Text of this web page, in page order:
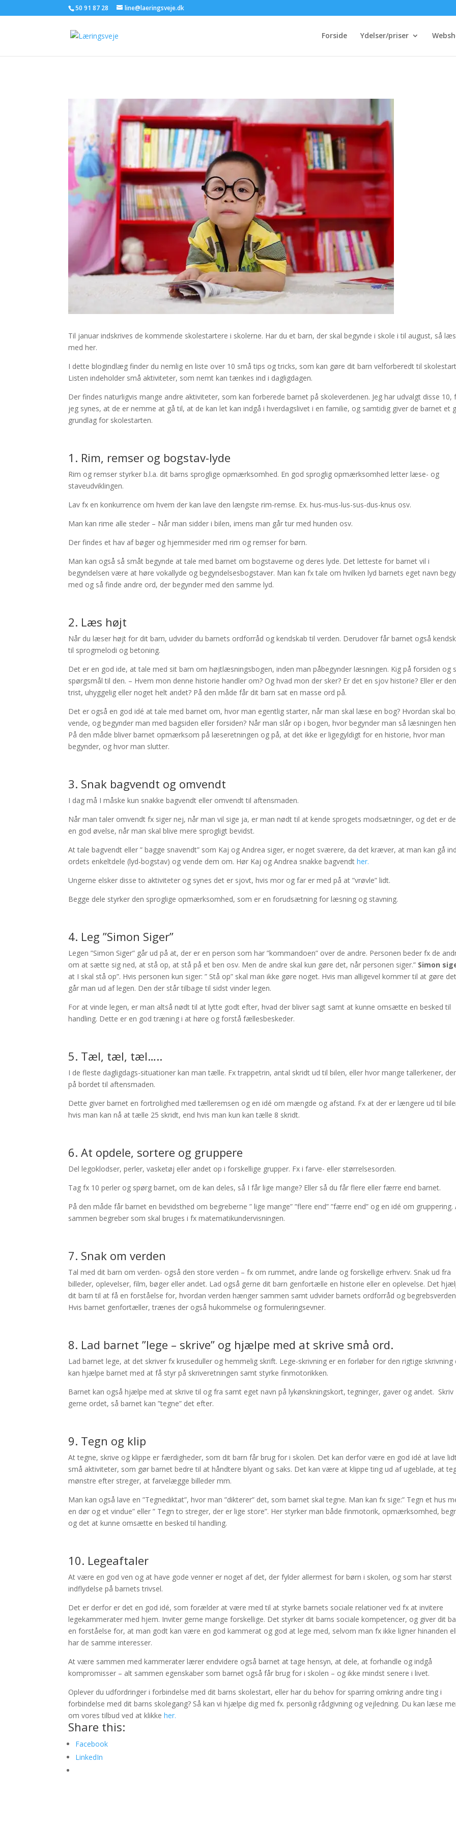
50 91 87 28 line@laeringsveje.dk
Forside Ydelser/priser
Til januar indskrives de kommende skolestartere i skolerne. Har du et barn, der skal begynde i skole i til august, så læs
med her.
I dette blogindlæg finder du nemlig en liste over 10 små tips og tricks, som kan gøre dit barn velforberedt til
Listen indeholder små aktiviteter, som nemt kan tænkes ind i dagligdagen.
Der findes naturligvis mange andre aktiviteter, som kan forberede barnet på skoleverdenen. Jeg har udvalgt disse 10,
jeg synes, at de er nemme at gå til, at de kan let kan indgå i hverdagslivet i en familie, og samtidig giver de barnet et
grundlag for skolestarten.
1. Rim, remser og bogstav-lyde
Rim og remser styrker b.l.a. dit barns sproglige opmærksomhed. En god sproglig opmærksomhed letter læse- og
staveudviklingen.
Lav fx en konkurrence om hvem der kan lave den længste rim-remse. Ex. hus-mus-lus-sus-dus-knus osv.
Man kan rime alle steder – Når man sidder i bilen, imens man går tur med hunden osv.
Der findes et hav af bøger og hjemmesider med rim og remser for børn.
Man kan også så småt begynde at tale med barnet om bogstaverne og deres lyde. Det letteste for barnet vil i
begyndelsen være at høre vokallyde og begyndelsesbogstaver. Man kan fx tale om hvilken lyd barnets eget navn
med og så finde andre ord, der begynder med den samme lyd.
2. Læs højt
Når du læser højt for dit barn, udvider du barnets ordforråd og kendskab til verden. Derudover får barnet også
til sprogmelodi og betoning.
Det er en god ide, at tale med sit barn om højtlæsningsbogen, inden man påbegynder læsningen. Kig på forsiden og
spørgsmål til den. – Hvem mon denne historie handler om? Og hvad mon der sker? Er det en sjov historie? Eller er den
trist, uhyggelig eller noget helt andet? På den måde får dit barn sat en masse ord på.
Det er også en god idé at tale med barnet om, hvor man egentlig starter, når man skal læse en bog? Hvordan skal
vende, og begynder man med bagsiden eller forsiden? Når man slår op i bogen, hvor begynder man så læsningen
På den måde bliver barnet opmærksom på læseretningen og på, at det ikke er ligegyldigt for en historie, hvor man
begynder, og hvor man slutter.
3. Snak bagvendt og omvendt
I dag må I måske kun snakke bagvendt eller omvendt til aftensmaden.
Når man taler omvendt fx siger nej, når man vil sige ja, er man nødt til at kende sprogets modsætninger, og det er
en god øvelse, når man skal blive mere sprogligt bevidst.
At tale bagvendt eller ” bagge snavendt” som Kaj og Andrea siger, er noget sværere, da det kræver, at man kan gå
ordets enkeltdele (lyd-bogstav) og vende dem om. Hør Kaj og Andrea snakke bagvendther.
Ungerne elsker disse to aktiviteter og synes det er sjovt, hvis mor og far er med på at ”vrøvle” lidt.
Begge dele styrker den sproglige opmærksomhed, som er en forudsætning for læsning og stavning.
4. Leg ”Simon Siger”
Legen ”Simon Siger” går ud på at, der er en person som har ”kommandoen” over de andre. Personen beder fx de
om at sætte sig ned, at stå op, at stå på et ben osv. Men de andre skal kun gøre det, når personen siger.” Simon
at I skal stå op”. Hvis personen kun siger: ” Stå op” skal man ikke gøre noget. Hvis man alligevel kommer til at gøre
går man ud af legen. Den der står tilbage til sidst vinder legen.
For at vinde legen, er man altså nødt til at lytte godt efter, hvad der bliver sagt samt at kunne omsætte en besked til
handling. Dette er en god træning i at høre og forstå fællesbeskeder.
5. Tæl, tæl, tæl…..
I de fleste dagligdags-situationer kan man tælle. Fx trappetrin, antal skridt ud til bilen, eller hvor mange tallerkener,
på bordet til aftensmaden.
Dette giver barnet en fortrolighed med tælleremsen og en idé om mængde og afstand. Fx at der er længere ud til
hvis man kan nå at tælle 25 skridt, end hvis man kun kan tælle 8 skridt.
6. At opdele, sortere og gruppere
Del legoklodser, perler, vasketøj eller andet op i forskellige grupper. Fx i farve- eller størrelsesorden.
Tag fx 10 perler og spørg barnet, om de kan deles, så I får lige mange? Eller så du får flere eller færre end barnet.
På den måde får barnet en bevidsthed om begreberne ” lige mange” ”flere end” ”færre end” og en idé om gruppering.
sammen begreber som skal bruges i fx matematikundervisningen.
7. Snak om verden
Tal med dit barn om verden- også den store verden – fx om rummet, andre lande og forskellige erhverv. Snak ud fra
billeder, oplevelser, film, bøger eller andet. Lad også gerne dit barn genfortælle en historie eller en oplevelse. Det
dit barn til at få en forståelse for, hvordan verden hænger sammen samt udvider barnets ordforråd og
Hvis barnet genfortæller, trænes der også hukommelse og formuleringsevner.
8. Lad barnet ”lege – skrive” og hjælpe med at skrive små ord.
Lad barnet lege, at det skriver fx kruseduller og hemmelig skrift. Lege-skrivning er en forløber for den rigtige skrivning
kan hjælpe barnet med at få styr på skriveretningen samt styrke finmotorikken.
Barnet kan også hjælpe med at skrive til og fra samt eget navn på lykønskningskort, tegninger, gaver og andet. Skriv
gerne ordet, så barnet kan ”tegne” det efter.
9. Tegn og klip
At tegne, skrive og klippe er færdigheder, som dit barn får brug for i skolen. Det kan derfor være en god idé at lave
små aktiviteter, som gør barnet bedre til at håndtere blyant og saks. Det kan være at klippe ting ud af ugeblade, at
mønstre efter streger, at farvelægge billeder mm.
Man kan også lave en ”Tegnediktat”, hvor man ”dikterer” det, som barnet skal tegne. Man kan fx sige:” Tegn et hus
en dør og et vindue” eller ” Tegn to streger, der er lige store”. Her styrker man både finmotorik, opmærksomhed,
og det at kunne omsætte en besked til handling.
10. Legeaftaler
At være en god ven og at have gode venner er noget af det, der fylder allermest for børn i skolen, og som har størst
indflydelse på barnets trivsel.
Det er derfor er det en god idé, som forælder at være med til at styrke barnets sociale relationer ved fx at invitere
legekammerater med hjem. Inviter gerne mange forskellige. Det styrker dit barns sociale kompetencer, og giver dit
en forståelse for, at man godt kan være en god kammerat og god at lege med, selvom man fx ikke ligner hinanden
har de samme interesser.
At være sammen med kammerater lærer endvidere også barnet at tage hensyn, at dele, at forhandle og indgå
kompromisser – alt sammen egenskaber som barnet også får brug for i skolen – og ikke mindst senere i livet.
Oplever du udfordringer i forbindelse med dit barns skolestart, eller har du behov for sparring omkring andre ting i
forbindelse med dit barns skolegang? Så kan vi hjælpe dig med fx. personlig rådgivning og vejledning. Du kan læse
om vores tilbud ved at klikkeher.
Share this:
Facebook
LinkedIn